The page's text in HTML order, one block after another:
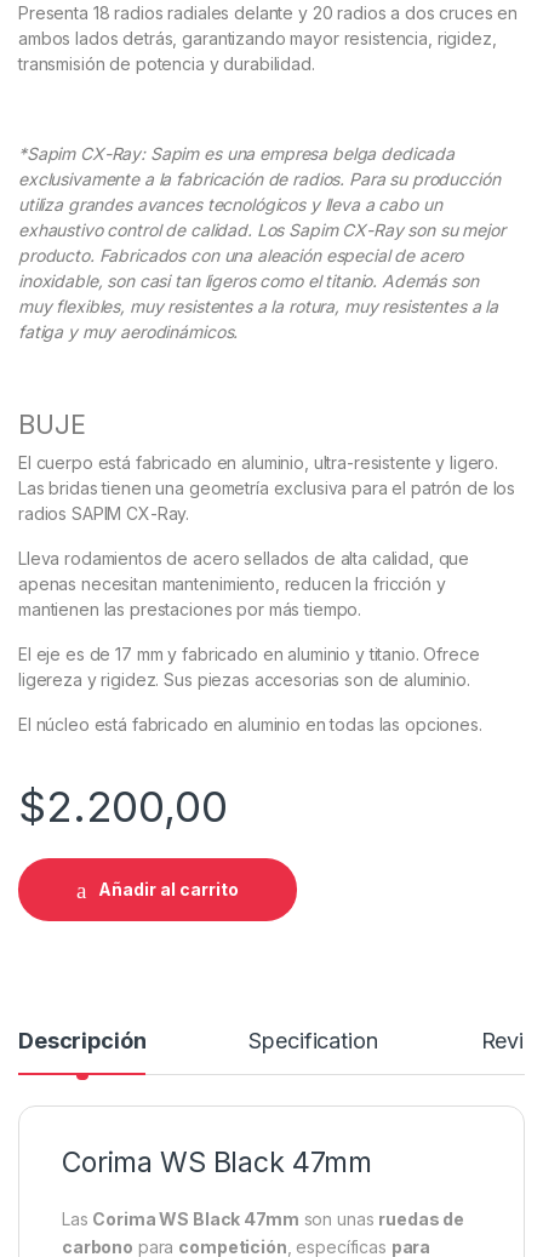
Presenta 18 radios radiales delante y 20 radios a dos cruces en
ambos lados detrás, garantizando mayor resistencia, rigidez,
transmisión de potencia y durabilidad.
*Sapim CX-Ray: Sapim es una empresa belga dedicada
exclusivamente a la fabricación de radios. Para su producción
utiliza grandes avances tecnológicos y lleva a cabo un
exhaustivo control de calidad. Los Sapim CX-Ray son su mejor
producto. Fabricados con una aleación especial de acero
inoxidable, son casi tan ligeros como el titanio. Además son
muy flexibles, muy resistentes a la rotura, muy resistentes a la
fatiga y muy aerodinámicos.
BUJE
El cuerpo está fabricado en aluminio, ultra-resistente y ligero.
Las bridas tienen una geometría exclusiva para el patrón de los
radios SAPIM CX-Ray.
Lleva rodamientos de acero sellados de alta calidad, que
apenas necesitan mantenimiento, reducen la fricción y
mantienen las prestaciones por más tiempo.
El eje es de 17 mm y fabricado en aluminio y titanio. Ofrece
ligereza y rigidez. Sus piezas accesorias son de aluminio.
El núcleo está fabricado en aluminio en todas las opciones.
$2.200,00
Añadir al carrito
Descripción Specification
Corima WS Black 47mm
Las Corima WS Black 47mm son unas ruedas de
carbono para competición , específicas para